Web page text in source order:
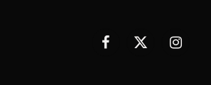
Facebook
X